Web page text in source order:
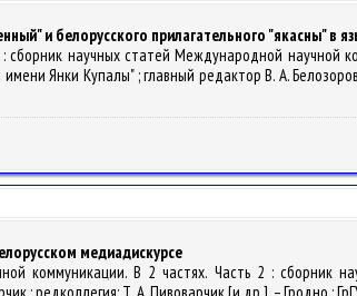
и белорусского прилагательного "якасны" в
научных статей Международной научной
Янки Купалы" ; главный редактор В. А.
медиадискурсе
коммуникации. В 2 частях. Часть 2 : сборник